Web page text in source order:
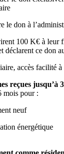
le don à
100 K€ à leur
déclarent ce don
accès facilité
reçues jusqu’à
mois pour :
neuf
énergétique